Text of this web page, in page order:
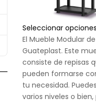
Seleccionar opciones
El Mueble Modular de
Guateplast. Este
consiste de repisas
pueden formarse
tu necesidad.
varios niveles o bien,